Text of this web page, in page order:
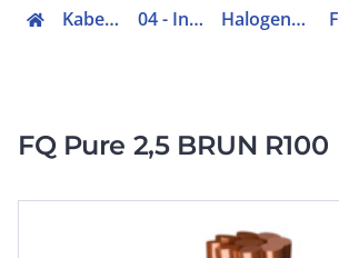
Kabel (00-05, 48-49) 04 - Installationskabel Halogenfri installationskabel
FQ Pure 2,5 BRUN R100